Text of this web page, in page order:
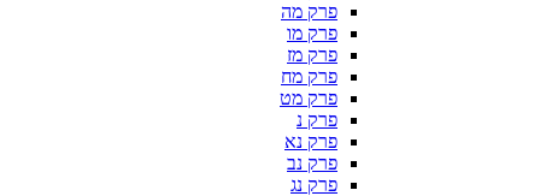
פרק מה
פרק מו
פרק מז
פרק מח
פרק מט
פרק נ
פרק נא
פרק נב
פרק נג